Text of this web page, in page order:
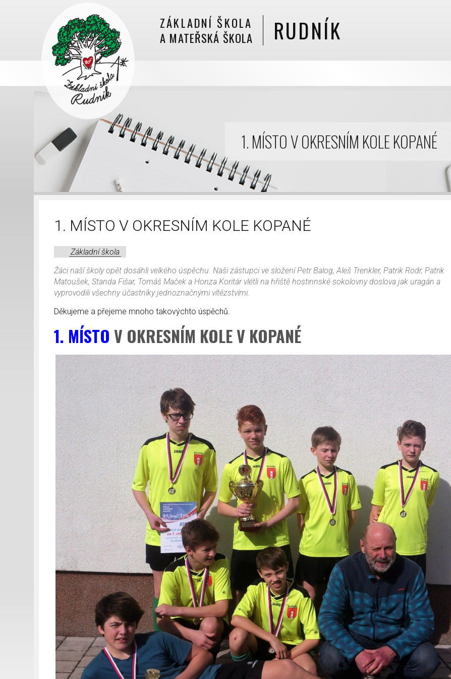
ZÁKLADNÍ ŠKOLA
A MATEŘSKÁ ŠKOLA
RUDNÍK
1. MÍSTO V OKRESNÍM KOLE KOPANÉ
1. MÍSTO V OKRESNÍM KOLE KOPANÉ
Základní škola
Žáci naší školy opět dosáhli velkého úspěchu. Naši zástupci ve složení Petr Balog, Aleš Trenkler, Patrik Rodr, Patrik
Matoušek, Standa Fišar, Tomáš Maček a Honza Koritár vlétli na hřiště hostinnské sokolovny doslova jak uragán a
vyprovodili všechny účastníky jednoznačnými vítězstvími.
Děkujeme a přejeme mnoho takovýchto úspěchů.
1. MÍSTO V OKRESNÍM KOLE V KOPANÉ